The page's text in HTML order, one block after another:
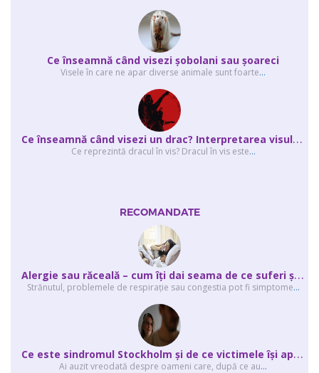
Ce înseamnă când visezi şobolani sau şoareci
Visele în care ne apar diverse animale sunt foarte...
C
e înseamnă când visezi un drac? Interpretarea visului în care apar unul sau...
Ce reprezintă dracul în vis? Dracul în vis este...
RECOMANDATE
A
lergie sau răceală – cum îţi dai seama de ce suferi și de ce conteaz...
Strănutul, problemele de respirație sau congestia pot fi simptome...
C
e este sindromul Stockholm și de ce victimele își apără agresorii.
Ai auzit vreodată despre oameni care, după ce au...